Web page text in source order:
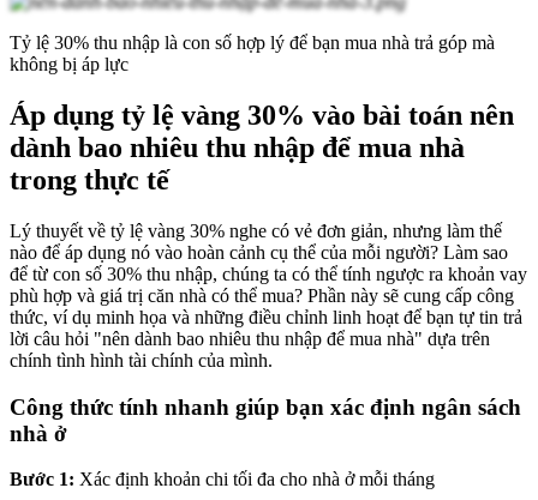
Tỷ lệ 30% thu nhập là con số hợp lý để bạn mua nhà trả góp mà
không bị áp lực
Áp dụng tỷ lệ vàng 30% vào bài toán nên
dành bao nhiêu thu nhập để mua nhà
trong thực tế
Lý thuyết về tỷ lệ vàng 30% nghe có vẻ đơn giản, nhưng làm thế
nào để áp dụng nó vào hoàn cảnh cụ thể của mỗi người? Làm sao
để từ con số 30% thu nhập, chúng ta có thể tính ngược ra khoản vay
phù hợp và giá trị căn nhà có thể mua? Phần này sẽ cung cấp công
thức, ví dụ minh họa và những điều chỉnh linh hoạt để bạn tự tin trả
lời câu hỏi "nên dành bao nhiêu thu nhập để mua nhà" dựa trên
chính tình hình tài chính của mình.
Công thức tính nhanh giúp bạn xác định ngân sách
nhà ở
Bước 1: Xác định khoản chi tối đa cho nhà ở mỗi tháng